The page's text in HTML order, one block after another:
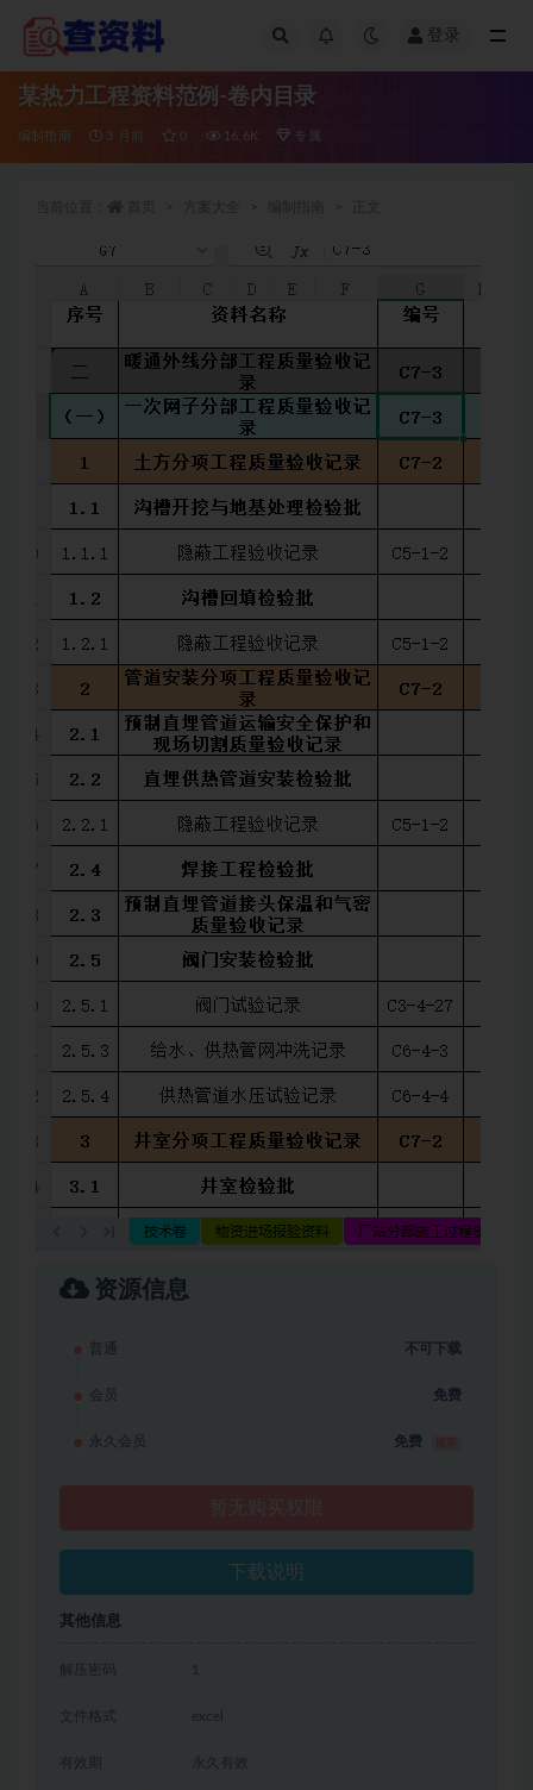
登录
某热力工程资料范例-卷内目录
编制指南 3 月前 0 16.6K 专属
资源信息
普通 不可下载
会员 免费
永久会员 免费
下载说明
其他信息
1
文件格式 excel
有效期 永久有效